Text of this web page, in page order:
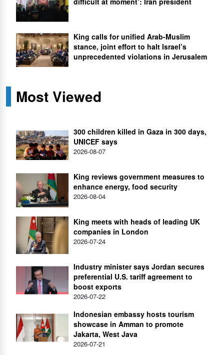
King calls for unified Arab-Muslim
stance, joint effort to halt Israel’s
unprecedented violations in Jerusalem
Most Viewed
300 children killed in Gaza in 300 days,
UNICEF says
2026-08-07
King reviews government measures to
enhance energy, food security
2026-08-04
King meets with heads of leading UK
companies in London
2026-07-24
Industry minister says Jordan secures
preferential U.S. tariff agreement to
boost exports
2026-07-22
Indonesian embassy hosts tourism
showcase in Amman to promote
Jakarta, West Java
2026-07-21